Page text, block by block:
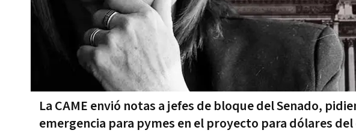
La CAME envió notas a jefes de bloque del Senado,
emergencia para pymes en el proyecto para dólares del